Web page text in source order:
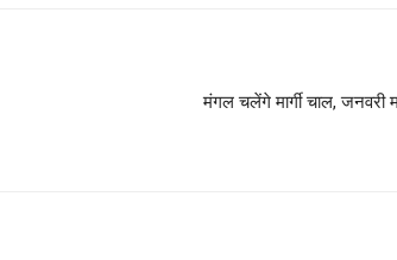
मंगल चलेंगे मार्गी चाल, जनवरी